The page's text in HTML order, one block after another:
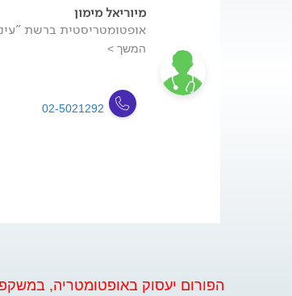
מיוריאל מימון
אופטומטריסטית ברשת
המשך >
02-5021292
הפורום יעסוק באופטומטריה,